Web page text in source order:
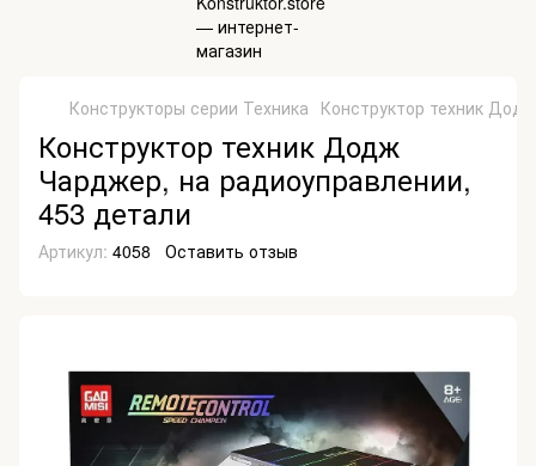
Конструкторы серии Техника Конструктор техник
Конструктор техник Додж
Чарджер, на радиоуправлении,
453 детали
Артикул: 4058 Оставить отзыв